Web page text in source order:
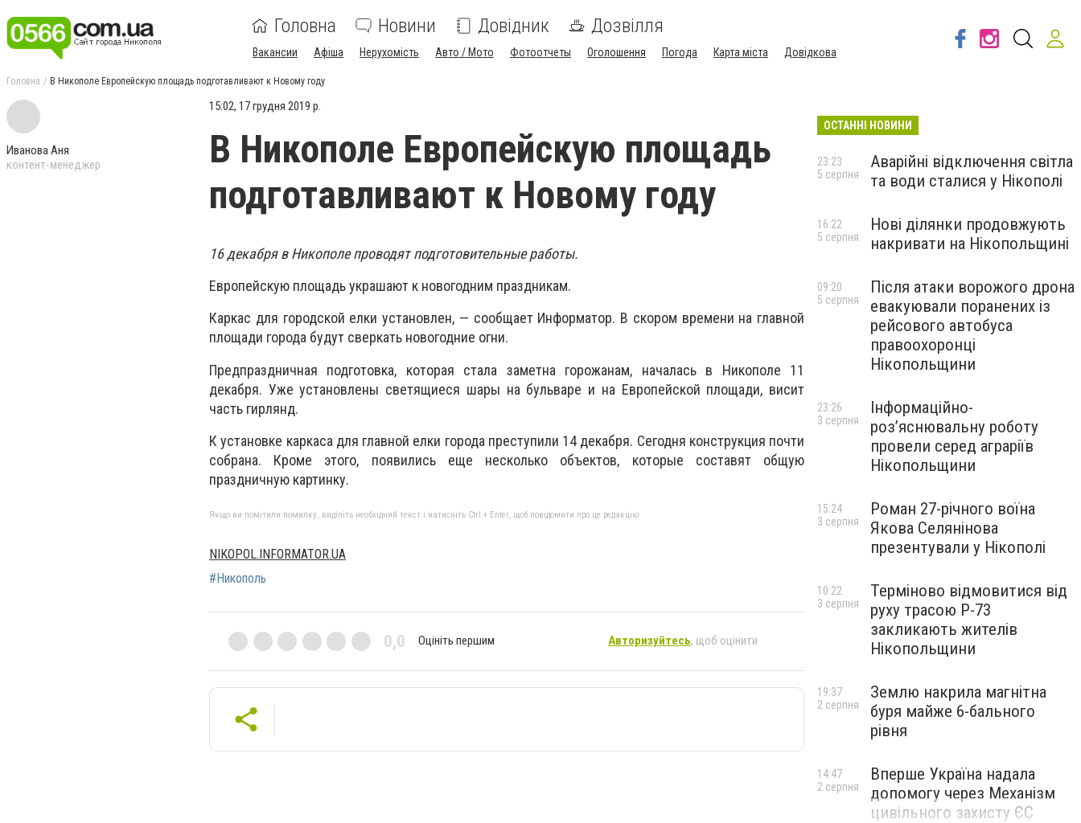
Головна Новини Довідник Дозвілля
Вакансии Афіша Нерухомість Авто / Мото Фотоотчеты Оголошення Погода Карта міста Довідкова
Головна В Никополе Европейскую площадь подготавливают к Новому году
Иванова Аня
контент-менеджер
15:02, 17 грудня 2019 р.
В Никополе Европейскую площадь
подготавливают к Новому году
16 декабря в Никополе проводят подготовительные работы.
Европейскую площадь украшают к новогодним праздникам.
Каркас для городской елки установлен, — сообщает Информатор. В скором времени на главной
площади города будут сверкать новогодние огни.
Предпраздничная подготовка, которая стала заметна горожанам, началась в Никополе 11
декабря. Уже установлены светящиеся шары на бульваре и на Европейской площади, висит
часть гирлянд.
К установке каркаса для главной елки города преступили 14 декабря. Сегодня конструкция почти
собрана. Кроме этого, появились еще несколько объектов, которые составят общую
праздничную картинку.
Якщо ви помітили помилку, виділіть необхідний текст і натисніть Ctrl + Enter, щоб повідомити про це редакцію
NIKOPOL.INFORMATOR.UA
#Никополь
0,0 Оцініть першим Авторизуйтесь, щоб оцінити
ОСТАННІ НОВИНИ
Аварійні відключення світла
та води сталися у Нікополі
23:23
5 серпня
Нові ділянки продовжують
накривати на Нікопольщині
16:22
5 серпня
Після атаки ворожого дрона
евакуювали поранених із
рейсового автобуса
правоохоронці
Нікопольщини
09:20
5 серпня
Інформаційно-
роз’яснювальну роботу
провели серед аграріїв
Нікопольщини
23:26
3 серпня
Роман 27-річного воїна
Якова Селянінова
презентували у Нікополі
15:24
3 серпня
Терміново відмовитися від
руху трасою Р-73
закликають жителів
Нікопольщини
10:22
3 серпня
Землю накрила магнітна
буря майже 6-бального
рівня
19:37
2 серпня
Вперше Україна надала
допомогу через Механізм
цивільного захисту ЄС
14:47
2 серпня